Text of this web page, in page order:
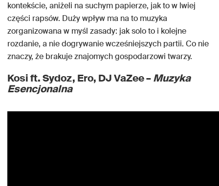
kontekście, aniżeli na suchym papierze, jak to w lwiej
części rapsów. Duży wpływ ma na to muzyka
zorganizowana w myśl zasady: jak solo to i kolejne
rozdanie, a nie dogrywanie wcześniejszych partii. Co nie
znaczy, że brakuje znajomych gospodarzowi twarzy.
Kosi ft. Sydoz, Ero, DJ VaZee –Muzyka
Esencjonalna